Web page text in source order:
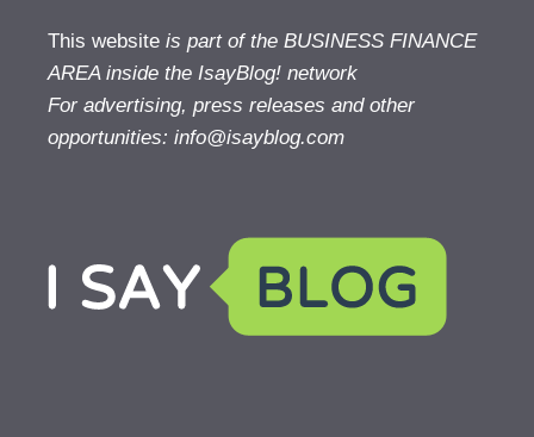
This website is part of the BUSINESS FINANCE
AREA inside the IsayBlog! network
For advertising, press releases and other
opportunities: info@isayblog.com